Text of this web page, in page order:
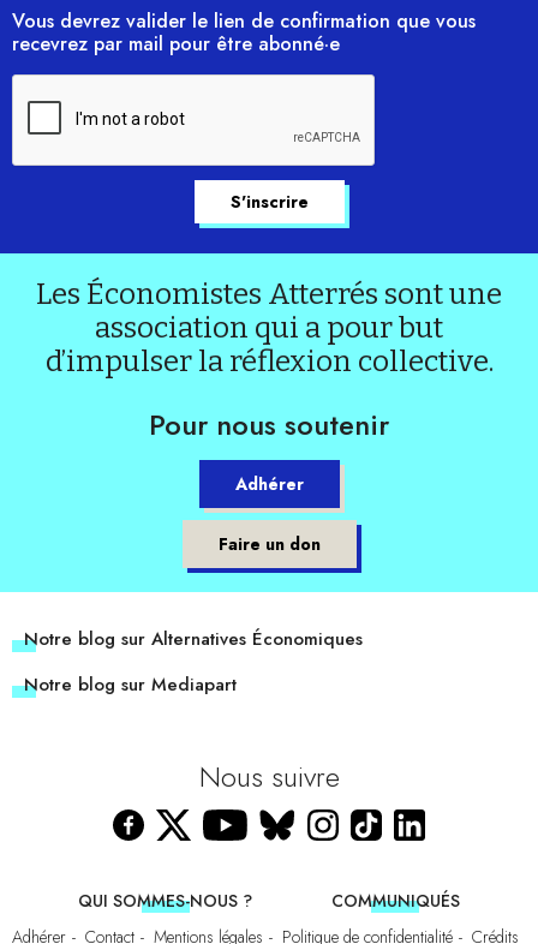
Vous devrez valider le lien de confirmation que vous
recevrez par mail pour être abonné·e
Les Économistes Atterrés sont une
association qui a pour but
d’impulser la réflexion collective.
Pour nous soutenir
Adhérer
Faire un don
Notre blog sur Alternatives Économiques
Notre blog sur Mediapart
Nous suivre
QUI SOMMES-NOUS ?
COMMUNIQUÉS
Adhérer
Contact Mentions légales Politique de confidentialité Crédits